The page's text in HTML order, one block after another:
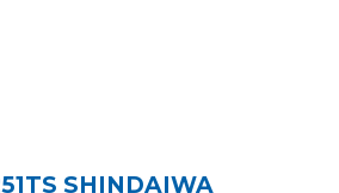
SHINDAIWA